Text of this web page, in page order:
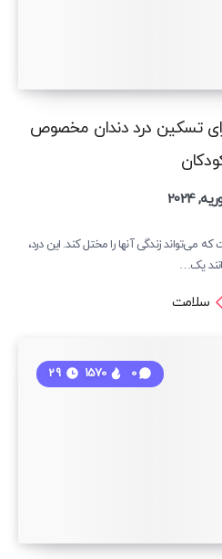
تسکین درد دندان مخصوص
می‌تواند زندگی آنها را مختل کند. این درد،
یک…
سلامت
0
1570